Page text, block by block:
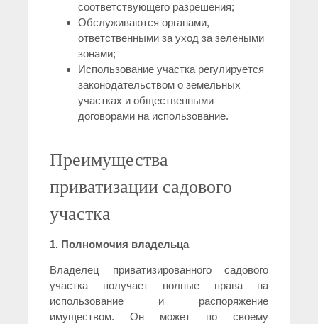
соответствующего разрешения;
Обслуживаются органами,
ответственными за уход за зелеными
зонами;
Использование участка регулируется
законодательством о земельных
участках и общественными
договорами на использование.
Преимущества
приватизации садового
участка
1. Полномочия владельца
Владелец приватизированного садового
участка получает полные права на
использование и распоряжение
имуществом. Он может по своему